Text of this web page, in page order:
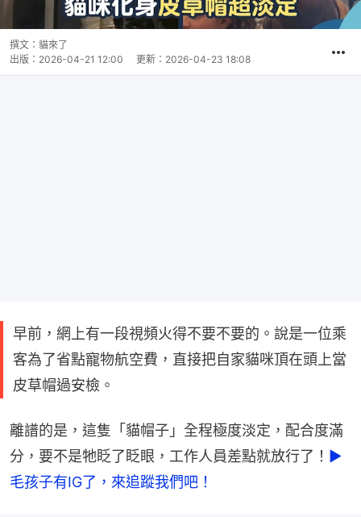
撰文： 貓來了
出版： 2026-04-21 12:00 更新： 2026-04-23 18:08
早前，網上有一段視頻火得不要不要的。說是一位乘
客為了省點寵物航空費，直接把自家貓咪頂在頭上當
皮草帽過安檢。
離譜的是，這隻「貓帽子」全程極度淡定，配合度滿
分，要不是牠眨了眨眼，工作人員差點就放行了！ ►
毛孩子有IG了，來追蹤我們吧！